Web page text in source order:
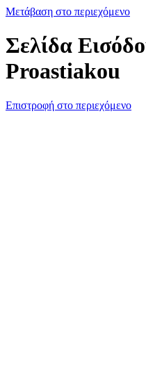
Μετάβαση στο περιεχόμενο
Σελίδα
Proastiakou
Επιστροφή στο περιεχόμενο